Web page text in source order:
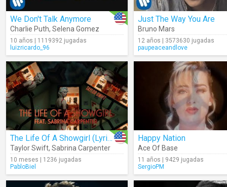
We Don't Talk Anymore
Charlie Puth, Selena Gomez
10 años | 1119392 jugadas
luizricardo_96
Just The Way You Are
Bruno Mars
12 años | 3573630 jugadas
paupeaceandlove
The Life Of A Showgirl (Lyrics)
Taylor Swift, Sabrina Carpenter
10 meses | 1236 jugadas
PabloBiel
Happy Nation
Ace Of Base
11 años | 9429 jugadas
SergioPM